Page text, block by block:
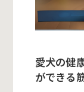
愛犬の健
ができる